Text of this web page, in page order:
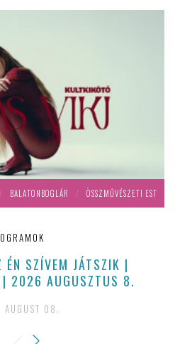
/ BALATONBOGLÁR / ÖSSZMŰVÉSZETI EST
SZÍVEM JÁTSZIK |
| 2026 AUGUSZTUS 8.
08.